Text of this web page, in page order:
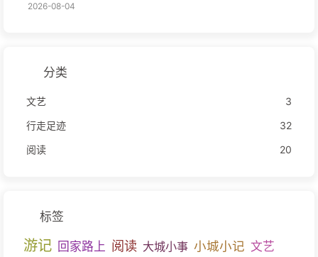
2026-08-04
分类
文艺
3
行走足迹
32
阅读
20
标签
游记 回家路上 阅读 大城小事 小城小记 文艺